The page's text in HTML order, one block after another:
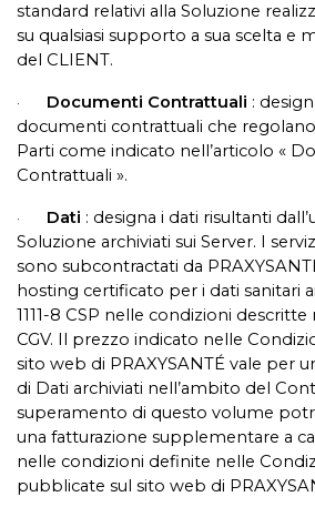
standard relativi alla Soluzione
su qualsiasi supporto a sua scelta e
del CLIENT.
· Documenti Contrattuali :
documenti contrattuali che
Parti come indicato nell’articolo «
Contrattuali ».
· Dati : designa i dati risultanti
Soluzione archiviati sui Server. I
sono subcontractati da
hosting certificato per i dati sanitari
1111-8 CSP nelle condizioni descritte
CGV. Il prezzo indicato nelle
sito web di PRAXYSANTÉ vale per
di Dati archiviati nell’ambito del
superamento di questo volume
una fatturazione supplementare a
nelle condizioni definite nelle
pubblicate sul sito web di